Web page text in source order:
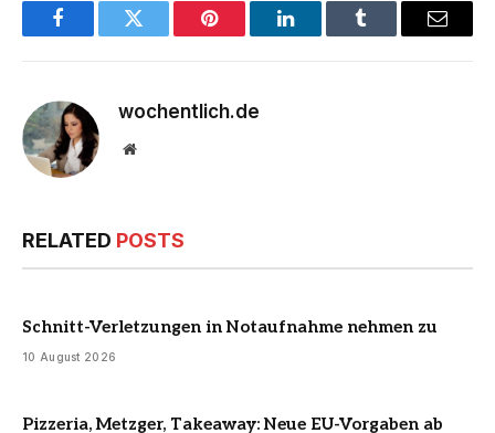
FacebookTwitter Pinterest LinkedInTumblr Email
wochentlich.de
Website
RELATED POSTS
Schnitt-Verletzungen in Notaufnahme nehmen zu
10 August 2026
Pizzeria, Metzger, Takeaway: Neue EU-Vorgaben ab